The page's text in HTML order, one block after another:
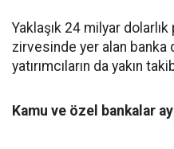
Yaklaşık 24 milyar
zirvesinde yer alan banka
yatırımcıların da yakın
Kamu ve özel bankalar